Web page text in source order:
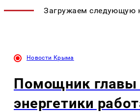
Загружаем следующую
Новости Крыма
Помощник
энергетики